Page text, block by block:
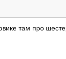
у всех 4,2??
там про